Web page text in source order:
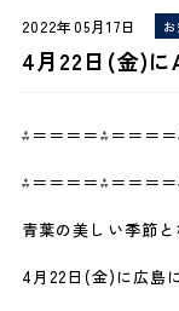
2022年05月17日
4月22日(金)に
⁂＝＝＝＝⁂＝＝＝
⁂＝＝＝＝⁂＝＝＝
青葉の美しい季節と
4月22日(金)に広島